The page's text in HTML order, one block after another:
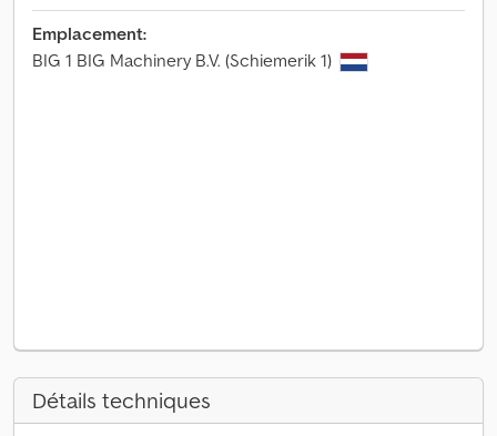
Emplacement:
BIG 1 BIG Machinery B.V. (Schiemerik 1)
Détails techniques